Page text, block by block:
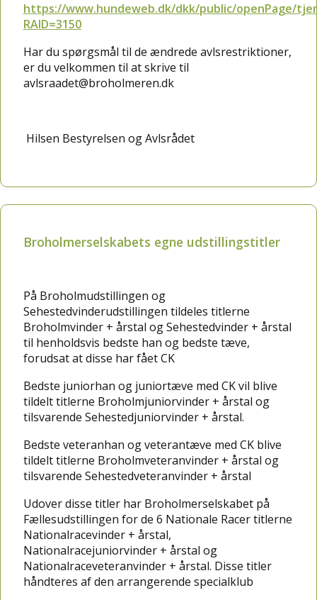
https://www.hundeweb.dk/dkk/public/openPage/
RAID=3150
Har du spørgsmål til de ændrede avlsrestriktioner,
er du velkommen til at skrive til
avlsraadet@broholmeren.dk
Hilsen Bestyrelsen og Avlsrådet
Broholmerselskabets egne udstillingstitler
På Broholmudstillingen og
Sehestedvinderudstillingen tildeles titlerne
Broholmvinder + årstal og Sehestedvinder + årstal
til henholdsvis bedste han og bedste tæve,
forudsat at disse har fået CK
Bedste juniorhan og juniortæve med CK vil blive
tildelt titlerne Broholmjuniorvinder + årstal og
tilsvarende Sehestedjuniorvinder + årstal.
Bedste veteranhan og veterantæve med CK blive
tildelt titlerne Broholmveteranvinder + årstal og
tilsvarende Sehestedveteranvinder + årstal
Udover disse titler har Broholmerselskabet på
Fællesudstillingen for de 6 Nationale Racer titlerne
Nationalracevinder + årstal,
Nationalracejuniorvinder + årstal og
Nationalraceveteranvinder + årstal. Disse titler
håndteres af den arrangerende specialklub